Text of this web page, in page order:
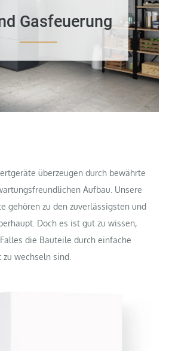
Gasfeuerung
überzeugen durch bewährte
Aufbau. Unsere
gehören zu den zuverlässigsten und
Doch es ist gut zu wissen,
die Bauteile durch einfache
wechseln sind.